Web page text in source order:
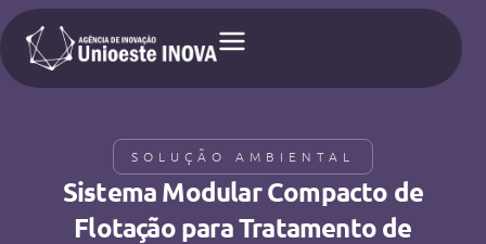
SOLUÇÃO AMBIENTAL
Sistema Modular Compacto de
Flotação para Tratamento de